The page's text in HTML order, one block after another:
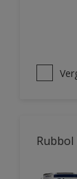
Rubbol